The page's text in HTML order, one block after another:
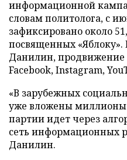
информационной
словам политолога, с
зафиксировано около
посвященных
Данилин, продвижение
Facebook, Instagram,
«В зарубежных
уже вложены
партии идет через
сеть информационных
Данилин.